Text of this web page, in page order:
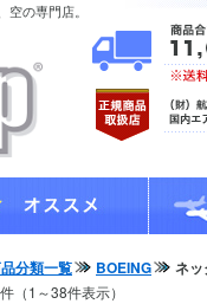
の専門店。
分類一覧 BOEING ネ
（1～38件表示）